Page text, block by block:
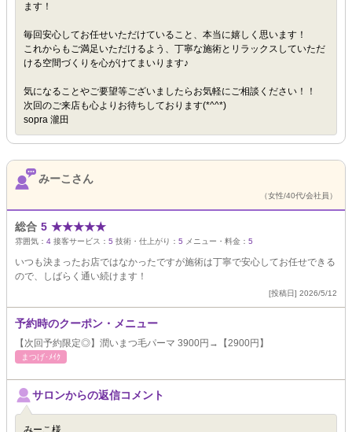
ます！
毎回安心してお任せいただけていること、本当に嬉しく思います！
これからもご満足いただけるよう、丁寧な施術とリラックスしていただ
ける空間づくりを心がけてまいります♪
気になることやご要望等ございましたらお気軽にご相談ください！！
次回のご来店も心よりお待ちしております(*^^*)
sopra 瀧田
みーこさん
（女性/40代/会社員）
総合 5 ★★★★★
雰囲気： 4 接客サービス： 5 技術・仕上がり： 5 メニュー・料金： 5
いつも決まったお店ではなかったですが施術は丁寧で安心してお任せできる
ので、しばらく通い続けます！
[投稿日] 2026/5/12
予約時のクーポン・メニュー
【次回予約限定◎】潤いまつ毛パーマ 3900円→【2900円】
まつげ･ﾒｲｸ
サロンからの返信コメント
みーこ様